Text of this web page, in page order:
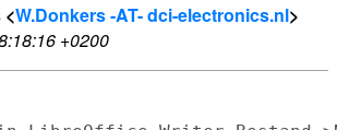
W.Donkers -AT- dci-electronics.nl>
+0200